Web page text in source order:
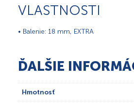
VLASTNOSTI
• Balenie: 18 mm, EXTRA
ĎALŠIE
Hmotnosť